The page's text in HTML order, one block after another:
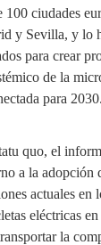
ciudades
y Sevilla, y lo
para crear
de la
para 2030.
quo, el
a la
actuales en
eléctricas
la